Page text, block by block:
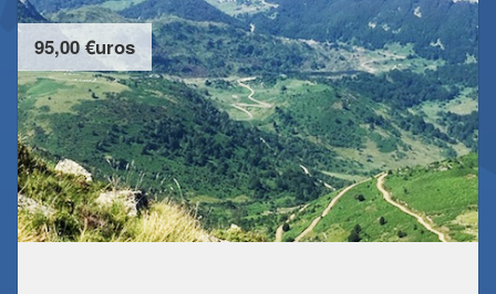
95,00 €uros